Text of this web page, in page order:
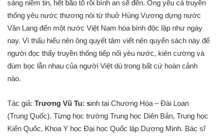
sáng niềm tin, hết bão tố rồi bình an sẽ đến. Ông yêu cả truyền
thống yêu nước thương nòi từ thuở Hùng Vương dựng nước
Văn Lang đến một nước Việt Nam hòa bình độc lập như ngày
nay. Vì thấu hiểu nên ông quyết tâm viết nên quyển sách này để
người đọc thấy truyền thống tiếp nối yêu nước, kiên cường và
đùm bọc lẫn nhau của người Việt dù trong bất cứ hoàn cảnh
nào.
Tác giả: Trương Vũ Tu: sinh tại Chương Hóa – Đài Loan
(Trung Quốc). Từng học trường Trung học Diên Bản, Trung học
Kiến Quốc, Khoa Y học Đại học Quốc lập Dương Minh. Bác sĩ